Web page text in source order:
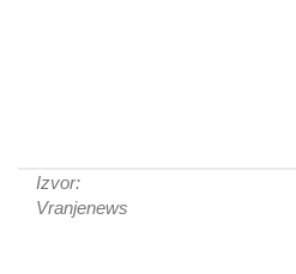
Izvor:
Vranjenews